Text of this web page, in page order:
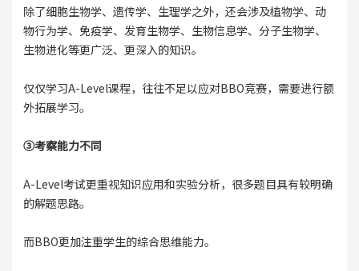
除了细胞生物学、遗传学、生理学之外，还会涉及植物学、动
物行为学、免疫学、发育生物学、生物信息学、分子生物学、
生物进化等更广泛、更深入的知识。
仅仅学习A-Level课程，往往不足以应对BBO竞赛，需要进行额
外拓展学习。
③考察能力不同
A-Level考试更重视知识应用和实验分析，很多题目具有较明确
的解题思路。
而BBO更加注重学生的综合思维能力。